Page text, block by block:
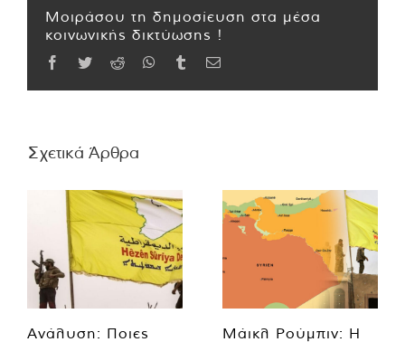
Μοιράσου τη δημοσίευση στα μέσα
κοινωνικής δικτύωσης !
Facebook
TwitterReddit WhatsApp
TumblrEmail
Σχετικά Άρθρα
Ανάλυση: Ποιες
Μάικλ Ρούμπιν: Η